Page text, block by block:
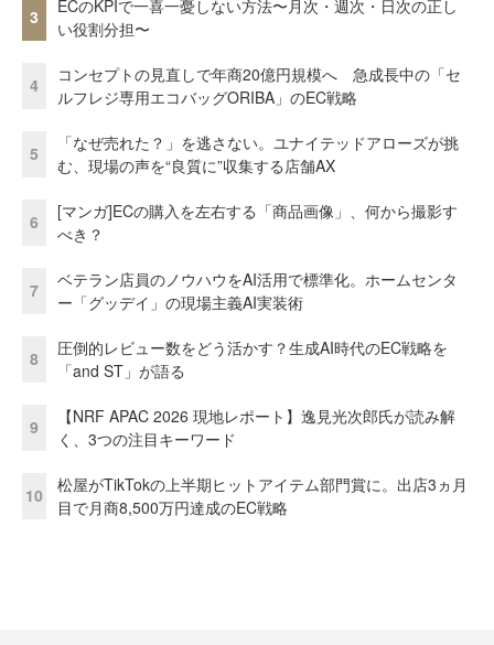
3
ECのKPIで一喜一憂しない方法〜月次・週次・日次の正し
い役割分担〜
4
コンセプトの見直しで年商20億円規模へ 急成長中の「セ
ルフレジ専用エコバッグORIBA」のEC戦略
5
「なぜ売れた？」を逃さない。ユナイテッドアローズが挑
む、現場の声を“良質に”収集する店舗AX
6
[マンガ]ECの購入を左右する「商品画像」、何から撮影す
べき？
7
ベテラン店員のノウハウをAI活用で標準化。ホームセンタ
ー「グッデイ」の現場主義AI実装術
8
圧倒的レビュー数をどう活かす？生成AI時代のEC戦略を
「and ST」が語る
9
【NRF APAC 2026 現地レポート】逸見光次郎氏が読み解
く、3つの注目キーワード
10
松屋がTikTokの上半期ヒットアイテム部門賞に。出店3ヵ月
目で月商8,500万円達成のEC戦略